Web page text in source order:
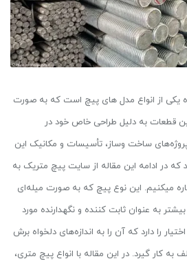
یکی از انواع مدل های پیچ است که به صورت
قطعات به دلیل طراحی خاص خود در
ساخت ‌وساز، تأسیسات و مکانیک این
که در ادامه این مقاله از سایت پیچ متریک به
میکنیم. این نوع پیچ که به صورت میله‌ای
به عنوان ثابت کننده و نگهدارنده مورد
را دارد که آن را به اندازه‌های دلخواه برش
کار گیرد. در این مقاله با انواع پیچ متری،